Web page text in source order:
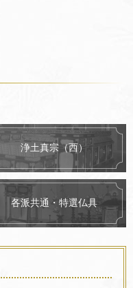
浄土真宗（西）
各派共通・特選仏具